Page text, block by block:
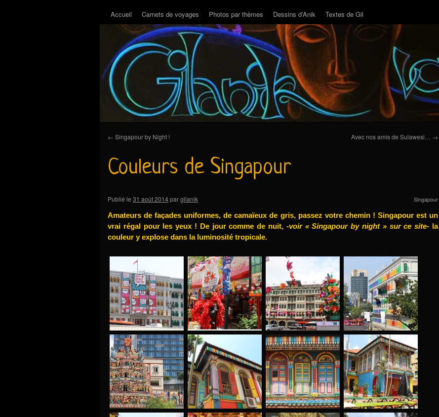
Accueil Carnets de voyages Photos par thèmes Dessins d’Anik Textes de Gil
← Singapour by Night ! Avec nos amis de Sulawesi… →
Couleurs de Singapour
Publié le 31 août 2014pargilanik Singapour
Amateurs de façades uniformes, de camaïeux de gris, passez votre chemin ! Singapour est un
vrai régal pour les yeux ! De jour comme de nuit, -voir « Singapour by night » sur ce site- la
couleur y explose dans la luminosité tropicale.